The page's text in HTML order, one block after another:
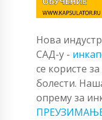
Нова
САД-у -
се користе
болести.
опрему за